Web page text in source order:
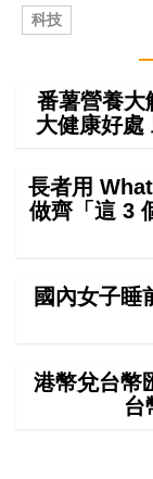
科技
番薯營養大
大健康好處
長者用
做齊「這 3
國內女子睡
港幣兌台幣
台